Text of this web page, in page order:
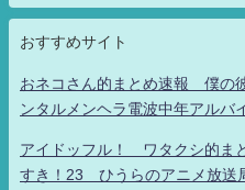
おすすめサイト
おネコさん的まとめ速報 僕の
ンタルメンヘラ電波中年アルバ
アイドッフル！ ワタクシ的ま
すき！23 ひうらのアニメ放送